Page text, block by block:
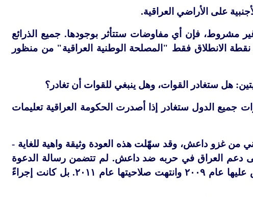
على الأراضي العراقية.
مشروط، فإن أي مفاوضات ستتأثر بوجودها. جميع الذرائع
الانطلاق فقط "المصلحة الوطنية العراقية" من منظور
هل ستغادر القوات، وهل ينبغي للقوات أن تغادر؟
جميع الدول ستغادر إذا أصدرت الحكومة العراقية تعليمات
من غزو داعش، وقد سهّلت هذه العودة وثيقة واهية للغاية -
إلى دعم العراق في حربه ضد داعش. لم تتضمن رسالة الدعوة
عليها عام ٢٠٠٩وانتهت صلاحيتها عام ٢٠١١. بل كانت إجراءً